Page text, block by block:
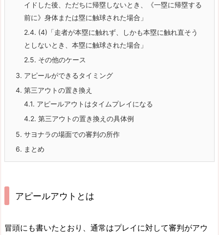
イドした後、ただちに帰塁しないとき、《一塁に帰塁する
前に》身体または塁に触球された場合」
2.4. (4)「走者が本塁に触れず、しかも本塁に触れ直そう
としないとき、本塁に触球された場合」
2.5. その他のケース
3. アピールができるタイミング
4. 第三アウトの置き換え
4.1. アピールアウトはタイムプレイになる
4.2. 第三アウトの置き換えの具体例
5. サヨナラの場面での審判の所作
6. まとめ
アピールアウトとは
冒頭にも書いたとおり、通常はプレイに対して審判がアウ